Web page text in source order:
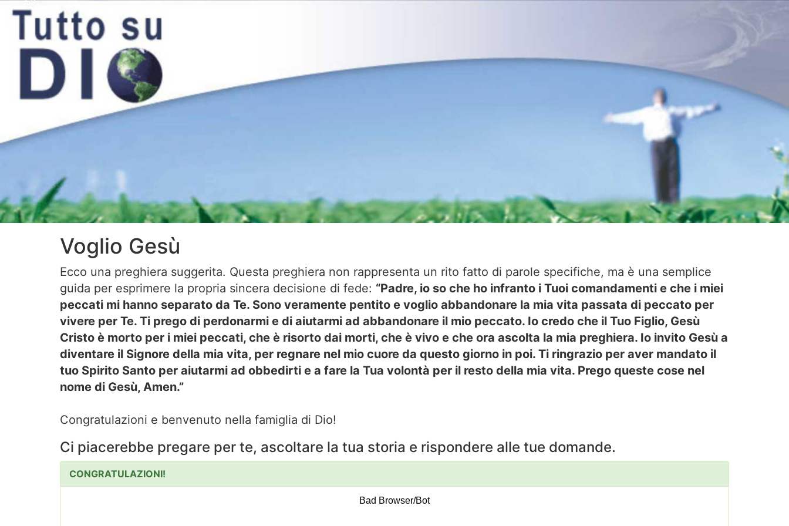
Voglio Gesù
Ecco una preghiera suggerita. Questa preghiera non rappresenta un rito fatto di parole specifiche, ma è una semplice
guida per esprimere la propria sincera decisione di fede: “Padre, io so che ho infranto i Tuoi comandamenti e che i miei
peccati mi hanno separato da Te. Sono veramente pentito e voglio abbandonare la mia vita passata di peccato per
vivere per Te. Ti prego di perdonarmi e di aiutarmi ad abbandonare il mio peccato. Io credo che il Tuo Figlio, Gesù
Cristo è morto per i miei peccati, che è risorto dai morti, che è vivo e che ora ascolta la mia preghiera. Io invito Gesù a
diventare il Signore della mia vita, per regnare nel mio cuore da questo giorno in poi. Ti ringrazio per aver mandato il
tuo Spirito Santo per aiutarmi ad obbedirti e a fare la Tua volontà per il resto della mia vita. Prego queste cose nel
nome di Gesù, Amen.”
Congratulazioni e benvenuto nella famiglia di Dio!
Ci piacerebbe pregare per te, ascoltare la tua storia e rispondere alle tue domande.
CONGRATULAZIONI!